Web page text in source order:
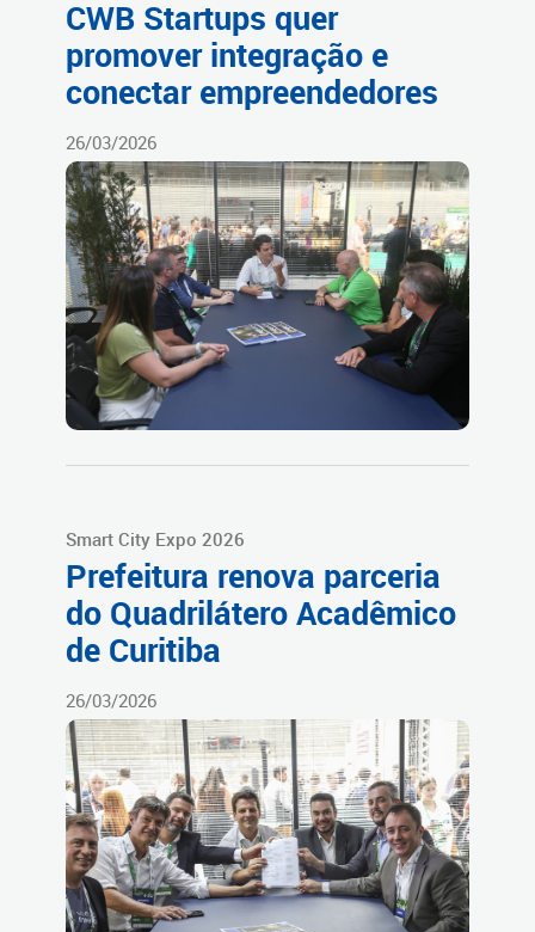
CWB Startups quer
promover integração e
conectar empreendedores
26/03/2026
Smart City Expo 2026
Prefeitura renova parceria
do Quadrilátero Acadêmico
de Curitiba
26/03/2026